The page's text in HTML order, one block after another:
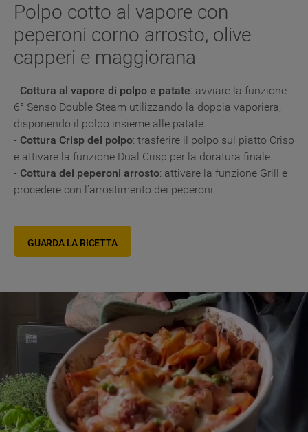
Polpo cotto al vapore con
peperoni corno arrosto, olive
capperi e maggiorana
- Cottura al vapore di polpo e patate: avviare la funzione
6° Senso Double Steam utilizzando la doppia vaporiera,
disponendo il polpo insieme alle patate.
- Cottura Crisp del polpo: trasferire il polpo sul piatto Crisp
e attivare la funzione Dual Crisp per la doratura finale.
- Cottura dei peperoni arrosto: attivare la funzione Grill e
procedere con l’arrostimento dei peperoni.
GUARDA LA RICETTA